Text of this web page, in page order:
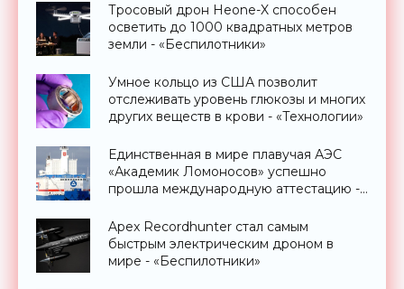
Тросовый дрон Heone-X способен
осветить до 1000 квадратных метров
земли - «Беспилотники»
Умное кольцо из США позволит
отслеживать уровень глюкозы и многих
других веществ в крови - «Технологии»
Единственная в мире плавучая АЭС
«Академик Ломоносов» успешно
прошла международную аттестацию -
Apex Recordhunter стал самым
быстрым электрическим дроном в
мире - «Беспилотники»